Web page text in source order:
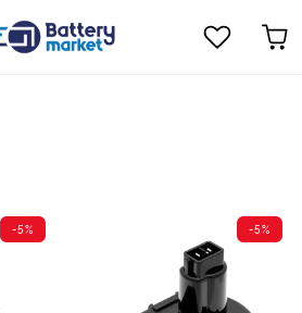
-5% -5%